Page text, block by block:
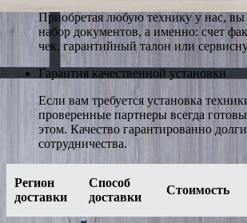
Приобретая любую технику у нас,
набор документов, а именно: счет
чек, гарантийный талон или
Гарантия качественной установки
Если вам требуется установка
проверенные партнеры всегда
этом. Качество гарантированно
сотрудничества.
Регион
доставки
Способ
доставки
Стоимость